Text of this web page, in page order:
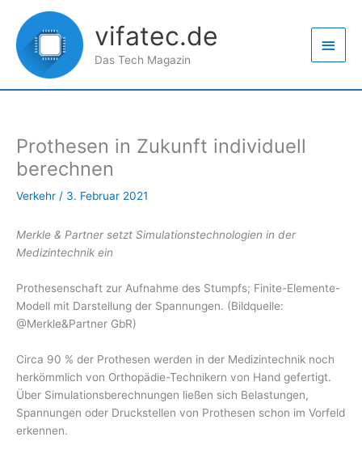
Inhalt
springen
vifatec.de
Das Tech Magazin
Prothesen in Zukunft individuell
berechnen
Verkehr / 3. Februar 2021
Merkle & Partner setzt Simulationstechnologien in der
Medizintechnik ein
Prothesenschaft zur Aufnahme des Stumpfs; Finite-Elemente-
Modell mit Darstellung der Spannungen. (Bildquelle:
@Merkle&Partner GbR)
Circa 90 % der Prothesen werden in der Medizintechnik noch
herkömmlich von Orthopädie-Technikern von Hand gefertigt.
Über Simulationsberechnungen ließen sich Belastungen,
Spannungen oder Druckstellen von Prothesen schon im Vorfeld
erkennen.